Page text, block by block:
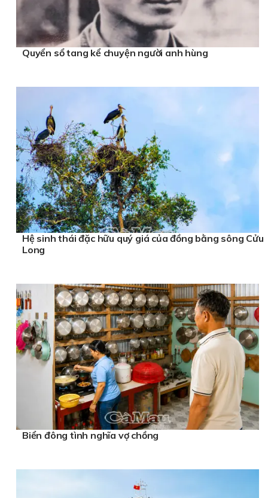
Quyển sổ tang kể chuyện người anh hùng
Hệ sinh thái đặc hữu quý giá của đồng bằng sông Cửu
Long
Biển đông tình nghĩa vợ chồng